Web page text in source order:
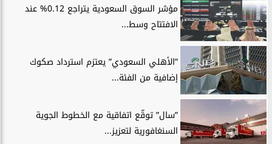
مؤشر السوق السعودية يتراجع 0.12% عند
الافتتاح وسط...
”الأهلي السعودي” يعتزم استرداد صكوك
إضافية من الفئة...
”سال” توقّع اتفاقية مع الخطوط الجوية
السنغافورية لتعزيز...